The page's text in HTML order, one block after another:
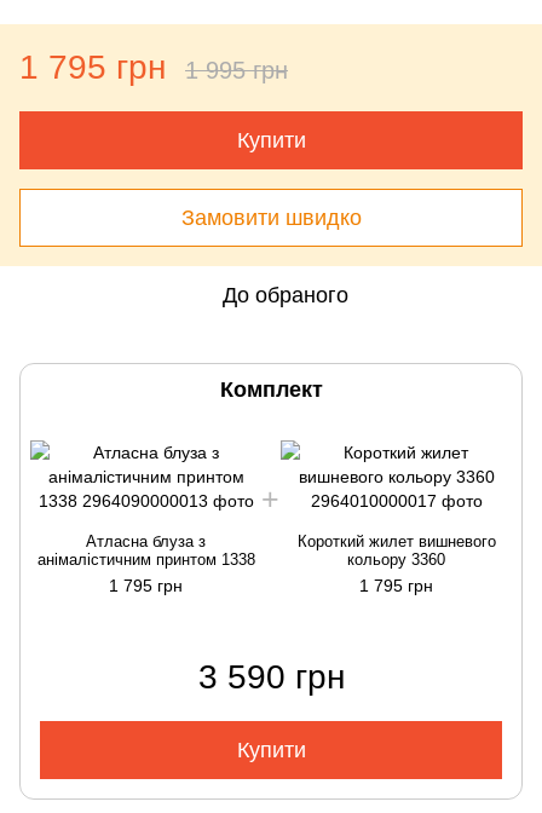
1 795 грн 1 995 грн
Купити
Замовити швидко
До обраного
Комплект
Атласна блуза з
анімалістичним принтом 1338
1 795 грн
Короткий жилет вишневого
кольору 3360
1 795 грн
3 590 грн
Купити